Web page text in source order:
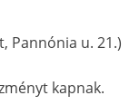
Pannónia u. 21.)
kapnak.